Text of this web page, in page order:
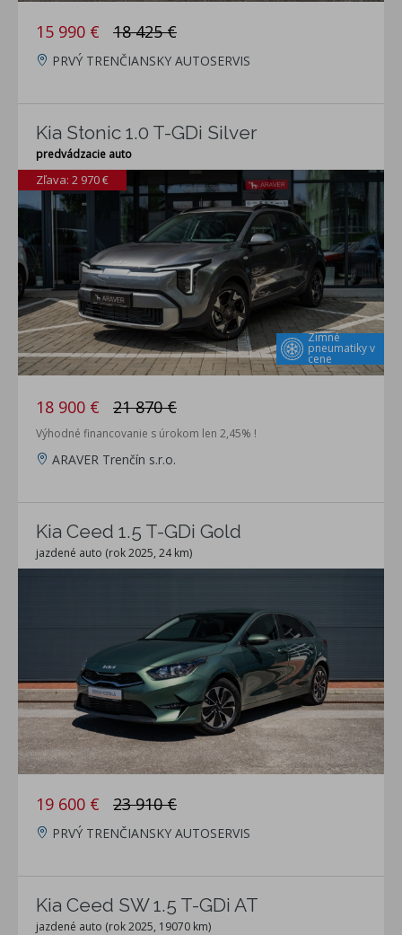
15 990 € 18 425 €
PRVÝ TRENČIANSKY AUTOSERVIS
Kia Stonic 1.0 T-GDi Silver
predvádzacie auto
Zimné
pneumatiky v
cene
Zľava: 2 970 €
18 900 € 21 870 €
Výhodné financovanie s úrokom len 2,45% !
ARAVER Trenčín s.r.o.
Kia Ceed 1.5 T-GDi Gold
jazdené auto (rok 2025, 24 km)
19 600 € 23 910 €
PRVÝ TRENČIANSKY AUTOSERVIS
Kia Ceed SW 1.5 T-GDi AT
jazdené auto (rok 2025, 19070 km)